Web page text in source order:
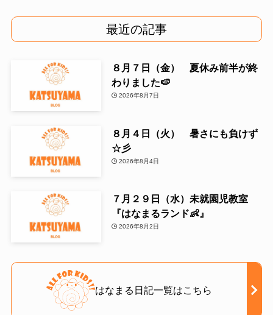
最近の記事
８月７日（金） 夏休み前半が終
わりました🍉
2026年8月7日
８月４日（火） 暑さにも負けず
☆彡
2026年8月4日
７月２９日（水）未就園児教室
『はなまるランド👶』
2026年8月2日
はなまる日記一覧はこちら